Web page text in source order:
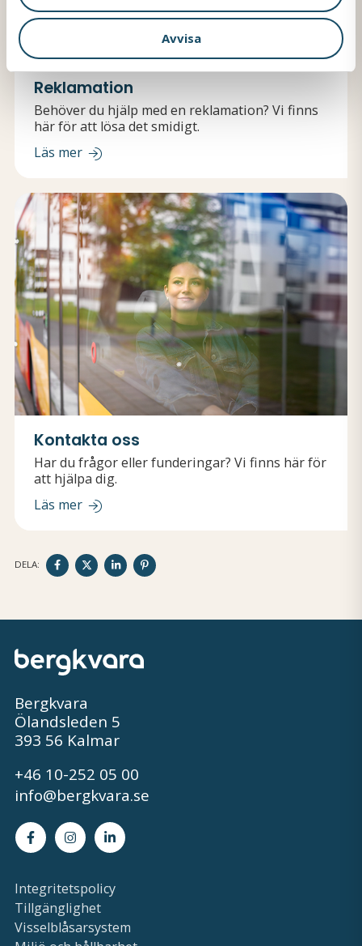
Avvisa
Reklamation
Behöver du hjälp med en reklamation? Vi finns
här för att lösa det smidigt.
Läs mer
Kontakta oss
Har du frågor eller funderingar? Vi finns här för
att hjälpa dig.
Läs mer
DELA:
DELA
PÅ
DELA
PÅ
DELA
PÅ
PÅ
Bergkvara
Ölandsleden 5
393 56 Kalmar
+46 10-252 05 00
info@bergkvara.se
FacebookInstagram
Integritetspolicy
Tillgänglighet
Visselblåsarsystem